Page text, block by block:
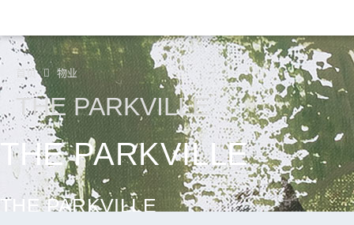
首页 物业
THE PARKVILLE
THE PARKVILLE
THE PARKVILLE